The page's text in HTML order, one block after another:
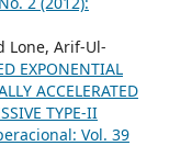
Lone, Arif-Ul-
EXPONENTIAL
ACCELERATED
TYPE-II
Vol. 39